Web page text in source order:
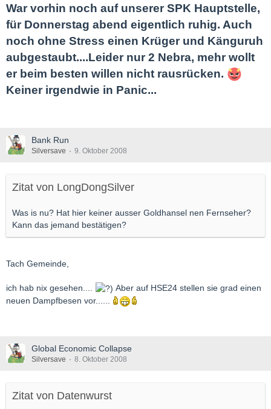
War vorhin noch auf unserer SPK Hauptstelle,
für Donnerstag abend eigentlich ruhig. Auch
noch ohne Stress einen Krüger und Känguruh
aubgestaubt....Leider nur 2 Nebra, mehr wollt
er beim besten willen nicht rausrücken.
Keiner irgendwie in Panic...
Bank Run
Silversave 9. Oktober 2008
Zitat von LongDongSilver
Was is nu? Hat hier keiner ausser Goldhansel nen Fernseher?
Kann das jemand bestätigen?
Tach Gemeinde,
ich hab nix gesehen....
Aber auf HSE24 stellen sie grad einen
neuen Dampfbesen vor......
Global Economic Collapse
Silversave 8. Oktober 2008
Zitat von Datenwurst